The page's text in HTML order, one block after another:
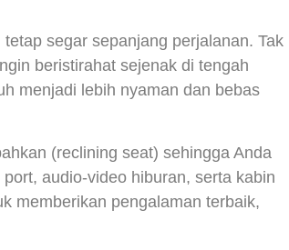
segar sepanjang perjalanan. Tak
beristirahat sejenak di tengah
menjadi lebih nyaman dan bebas
(reclining seat) sehingga Anda
audio-video hiburan, serta kabin
memberikan pengalaman terbaik,